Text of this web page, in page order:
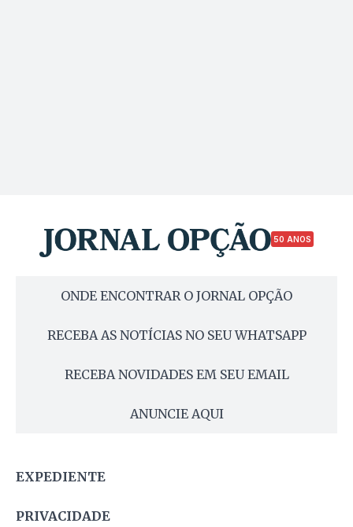
50 ANOS
ONDE ENCONTRAR O JORNAL OPÇÃO
RECEBA AS NOTÍCIAS NO SEU WHATSAPP
RECEBA NOVIDADES EM SEU EMAIL
ANUNCIE AQUI
EXPEDIENTE
PRIVACIDADE